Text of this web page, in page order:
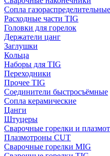
Сопла газораспределительные
Расходные части TIG
Головки для горелок
Держатели цанг
Заглушки
Кольца
Наборы для TIG
Переходники
Прочее TIG
Соединители быстросъёмные
Сопла керамические
Цанги
Штуцеры
Сварочные горелки и
Плазмотроны CUT
Сварочные горелки MIG